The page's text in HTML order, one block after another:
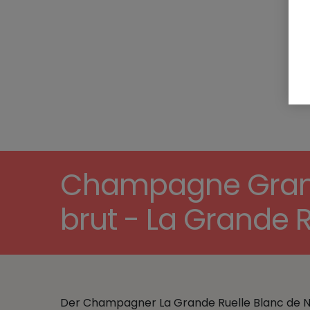
Champagne
brut - La Grande
Der Champagner La Grande Ruelle Blanc de